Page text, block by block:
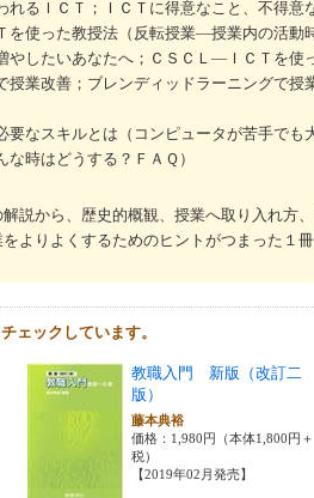
るＩＣＴ；ＩＣＴに得意なこと、不得意
使った教授法（反転授業―授業内の活動
したいあなたへ；ＣＳＣＬ―ＩＣＴを使
業改善；ブレンディッドラーニングで授
なスキルとは（コンピュータが苦手でも
時はどうする？ＦＡＱ）
説から、歴史的概観、授業へ取り入れ方
よりよくするためのヒントがつまった１冊
ェックしています。
教職入門 新版（改訂二
版）
藤本典裕
価格：1,980円（本体1,800円＋
税）
【2019年02月発売】